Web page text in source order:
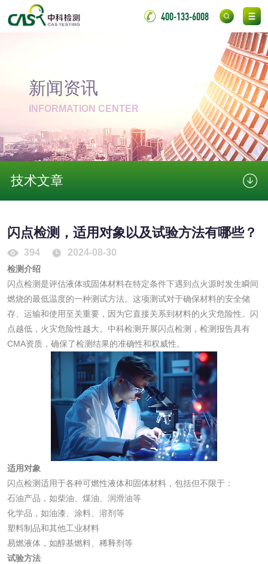
400-133-6008
新闻资讯
INFORMATION CENTER
技术文章
闪点检测，适用对象以及试验方法有哪些？
394 2024-08-30
检测介绍
闪点检测是评估液体或固体材料在特定条件下遇到点火源时发生瞬间
燃烧的最低温度的一种测试方法。这项测试对于确保材料的安全储
存、运输和使用至关重要，因为它直接关系到材料的火灾危险性。闪
点越低，火灾危险性越大。中科检测开展闪点检测，检测报告具有
CMA资质，确保了检测结果的准确性和权威性。
适用对象
闪点检测适用于各种可燃性液体和固体材料，包括但不限于：
石油产品，如柴油、煤油、润滑油等
化学品，如油漆、涂料、溶剂等
塑料制品和其他工业材料
易燃液体，如醇基燃料、稀释剂等
试验方法
金属硬度测试
喷嘴检测
保险柜检测 气弹簧检测
伸缩警棍检测
消毒产品
成分分析配方研发
防霉检测 霉菌污染分析
消毒产品备案 防螨除螨检测
微生物检测
化妆品
化妆品毒理试验
化妆品眼刺激试验